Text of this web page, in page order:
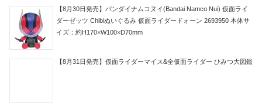
【8月30日発売】バンダイナムコヌイ(Bandai Namco Nui) 仮面ライ
ダーゼッツ Chibiぬいぐるみ 仮面ライダードォーン 2693950 本体サ
イズ：約H170×W100×D70mm
【8月31日発売】仮面ライダーマイス&全仮面ライダー ひみつ大図鑑